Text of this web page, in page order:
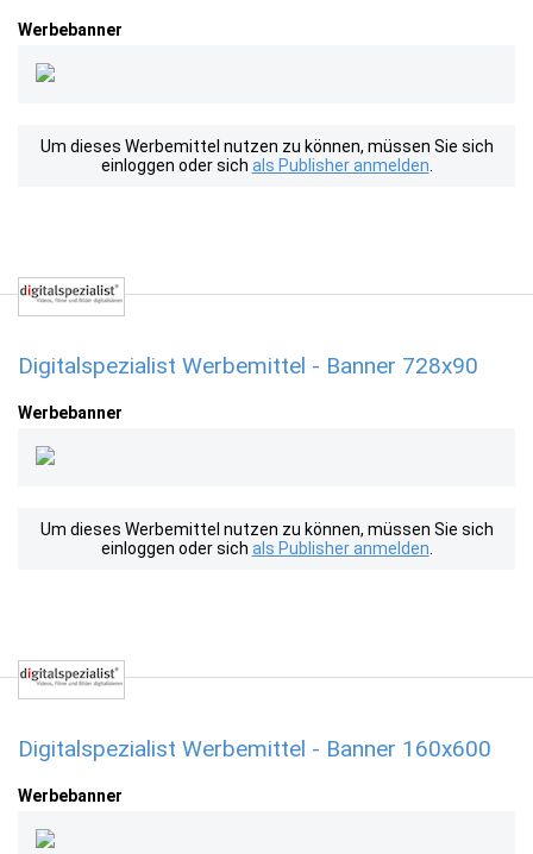
Werbebanner
Um dieses Werbemittel nutzen zu können, müssen Sie sich
einloggen oder sich als Publisher anmelden
Digitalspezialist Werbemittel - Banner 728x90
Werbebanner
Um dieses Werbemittel nutzen zu können, müssen Sie sich
einloggen oder sich als Publisher anmelden
Digitalspezialist Werbemittel - Banner 160x600
Werbebanner